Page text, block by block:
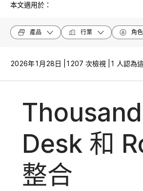
本文適用於：
產品 行業 角色
2026年1月28日 | 1207 次檢視 | 1 人認為
Desk 和
整合